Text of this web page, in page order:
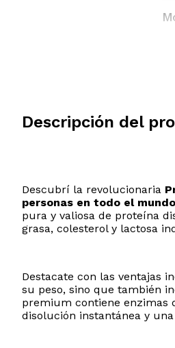
Descripción del
Descubrí la revolucionaria
personas en todo el
pura y valiosa de proteína
grasa, colesterol y lactosa
Destacate con las ventajas
su peso, sino que también
premium contiene enzimas
disolución instantánea y